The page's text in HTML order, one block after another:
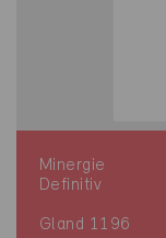
Minergie
Definitiv
Gland 1196